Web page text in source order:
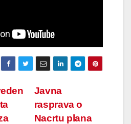
Javna
rasprava o
Nacrtu plana